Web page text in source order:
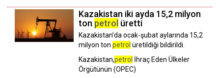
Kazakistan iki ayda 15,2 milyon
ton petrol üretti
Kazakistan’da ocak-şubat aylarında 15,2
milyon ton petrol üretildiği bildirildi.
Kazakistan,petrol İhraç Eden Ülkeler
Örgütünün (OPEC)